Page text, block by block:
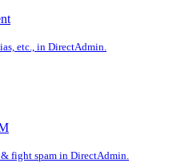
etc., in DirectAdmin.
fight spam in DirectAdmin.